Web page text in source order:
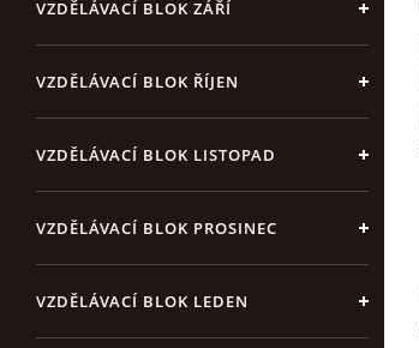
VZDĚLÁVACÍ BLOK ZÁŘÍ
VZDĚLÁVACÍ BLOK ŘÍJEN
VZDĚLÁVACÍ BLOK LISTOPAD
VZDĚLÁVACÍ BLOK PROSINEC
VZDĚLÁVACÍ BLOK LEDEN